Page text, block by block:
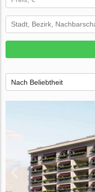
Nach Beliebtheit